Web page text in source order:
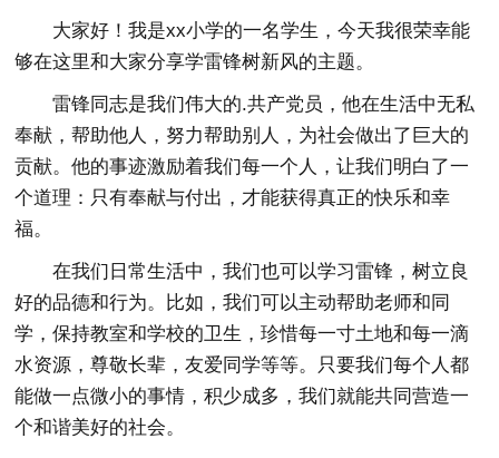
大家好！我是xx小学的一名学生，今天我很荣幸能
够在这里和大家分享学雷锋树新风的主题。
雷锋同志是我们伟大的.共产党员，他在生活中无私
奉献，帮助他人，努力帮助别人，为社会做出了巨大的
贡献。他的事迹激励着我们每一个人，让我们明白了一
个道理：只有奉献与付出，才能获得真正的快乐和幸
福。
在我们日常生活中，我们也可以学习雷锋，树立良
好的品德和行为。比如，我们可以主动帮助老师和同
学，保持教室和学校的卫生，珍惜每一寸土地和每一滴
水资源，尊敬长辈，友爱同学等等。只要我们每个人都
能做一点微小的事情，积少成多，我们就能共同营造一
个和谐美好的社会。